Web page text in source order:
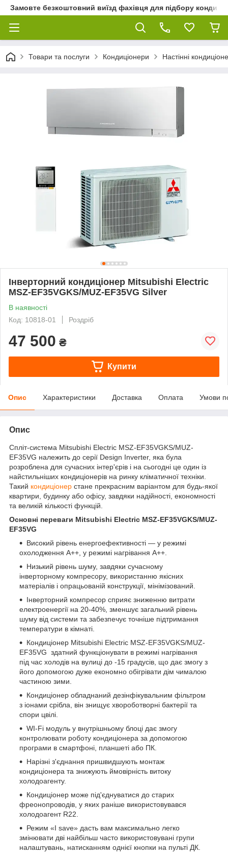
Замовте безкоштовний виїзд фахівця для підбору
Товари та послуги Кондиціонери Настінні
Інверторний кондиціонер Mitsubishi Electric
MSZ-EF35VGKS/MUZ-EF35VG Silver
В наявності
Код: 10818-01
Роздріб
47 500 ₴
Купити
Опис Характеристики Доставка Оплата Умови
Опис
Спліт-система Mitsubishi Electric MSZ-EF35VGKS/MUZ-
EF35VG належить до серії Design Inverter, яка була
розроблена для сучасних інтер'єрів і на сьогодні це один із
найстильніших кондиціонерів на ринку кліматичної техніки.
Такий кондиціонер стане прекрасним варіантом для будь-якої
квартири, будинку або офісу, завдяки надійності, економності
та великій кількості функцій.
Основні переваги Mitsubishi Electric MSZ-EF35VGKS/MUZ-
EF35VG
Високий рівень енергоефективності — у режимі
охолодження А++, у режимі нагрівання А++.
Низький рівень шуму, завдяки сучасному
інверторному компресору, використанню якісних
матеріалів і опрацьованій конструкції, мінімізований.
Інверторний компресор сприяє зниженню витрати
електроенергії на 20-40%, зменшує загальний рівень
шуму від системи та забезпечує точніше підтримання
температури в кімнаті.
Кондиціонер Mitsubishi Electric MSZ-EF35VGKS/MUZ-
EF35VG здатний функціонувати в режимі нагрівання
під час холодів на вулиці до -15 градусів, що дає змогу з
його допомогою дуже економно обігрівати дім чималою
частиною зими.
Кондиціонер обладнаний дезінфікувальним фільтром
з іонами срібла, він знищує хвороботворні бактерії та
спори цвілі.
WI-Fi модуль у внутрішньому блоці дає змогу
контролювати роботу кондиціонера за допомогою
програми в смартфоні, планшеті або ПК.
Нарізні з'єднання пришвидшують монтаж
кондиціонера та знижують ймовірність витоку
холодоагенту.
Кондиціонер може під'єднуватися до старих
фреонопроводів, у яких раніше використовувався
холодоагент R22.
Режим «I save» дасть вам максимально легко
змінювати дві найбільш часто використовувані групи
налаштувань, натисканням однієї кнопки на пульті ДК.